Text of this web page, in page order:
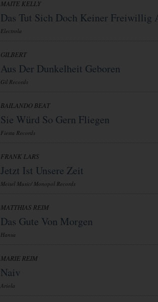
MAITE KELLY
Das Tut Sich Doch Keiner Freiwillig
Electrola
GILBERT
Aus Der Dunkelheit Geboren
Gil Records
BAILANDO BEAT
Sie Würd So Gern Fliegen
Fiesta Records
FRANK LARS
Jetzt Ist Unsere Zeit
Meisel Music/ Monopol Records
MATTHIAS REIM
Das Gute Von Morgen
Hansa
MARIE REIM
Naiv
Ariola